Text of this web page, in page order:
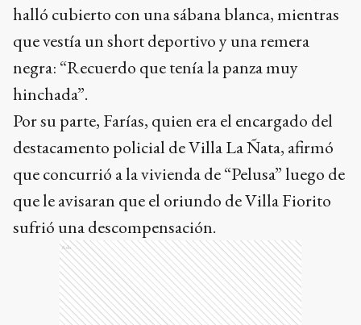
halló cubierto con una sábana blanca, mientras
que vestía un short deportivo y una remera
negra: “Recuerdo que tenía la panza muy
hinchada”.
Por su parte, Farías, quien era el encargado del
destacamento policial de Villa La Ñata, afirmó
que concurrió a la vivienda de “Pelusa” luego de
que le avisaran que el oriundo de Villa Fiorito
sufrió una descompensación.
Ads